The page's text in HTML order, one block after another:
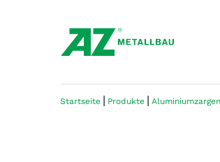
Startseite Produkte Aluminiumzargen